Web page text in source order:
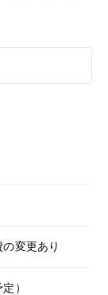
変更あり
）